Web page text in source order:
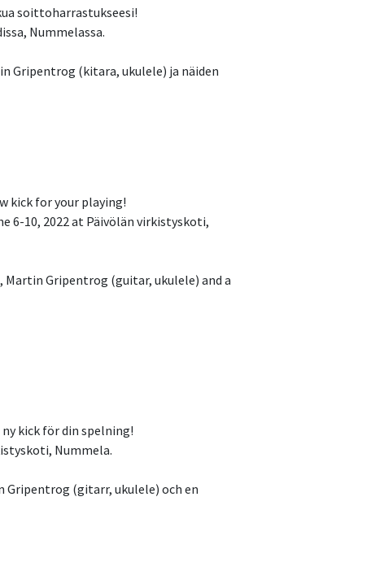
soittoharrastukseesi!
Nummelassa.
Gripentrog (kitara, ukulele) ja näiden
kick for your playing!
6-10, 2022 at Päivölän virkistyskoti,
Martin Gripentrog (guitar, ukulele) and a
kick för din spelning!
Nummela.
Gripentrog (gitarr, ukulele) och en